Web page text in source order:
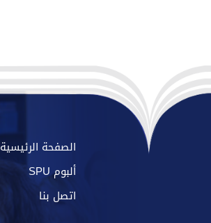
الصفحة الرئيسية
ألبوم SPU
اتصل بنا